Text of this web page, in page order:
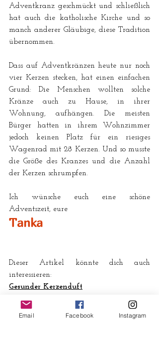
Adventkranz geschmückt und schließlich
hat auch die katholische Kirche und so
manch anderer Gläubige, diese Tradition
übernommen.
Dass auf Adventkränzen heute nur noch
vier Kerzen stecken, hat einen einfachen
Grund: Die Menschen wollten solche
Kränze auch zu Hause, in ihrer
Wohnung, aufhängen. Die meisten
Bürger hatten in ihrem Wohnzimmer
jedoch keinen Platz für ein riesiges
Wagenrad mit 28 Kerzen. Und so musste
die Größe des Kranzes und die Anzahl
der Kerzen schrumpfen.
Ich wünsche euch eine schöne
Adventszeit, eure
Tanka
Dieser Artikel könnte dich auch
interessieren:
Gesunder Kerzenduft
Mein Buchtipp für euch:
Email Facebook Instagram